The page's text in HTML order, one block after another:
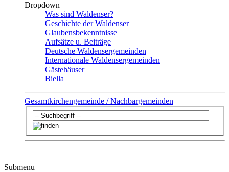
Dropdown
Was sind Waldenser?
Geschichte der Waldenser
Glaubensbekenntnisse
Aufsätze u. Beiträge
Deutsche Waldensergemeinden
Internationale Waldensergemeinden
Gästehäuser
Biella
Gesamtkirchengemeinde / Nachbargemeinden
Submenu